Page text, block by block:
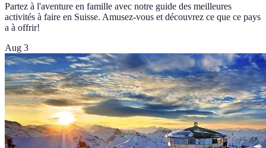
Partez à l'aventure en famille avec notre guide des meilleures
activités à faire en Suisse. Amusez-vous et découvrez ce que ce pays
a à offrir!
Aug 3